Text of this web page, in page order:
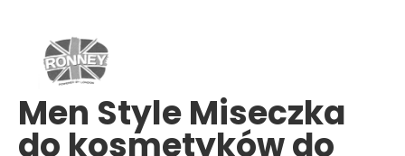
beginning
gallery
Men Style Miseczka
do kosmetyków do